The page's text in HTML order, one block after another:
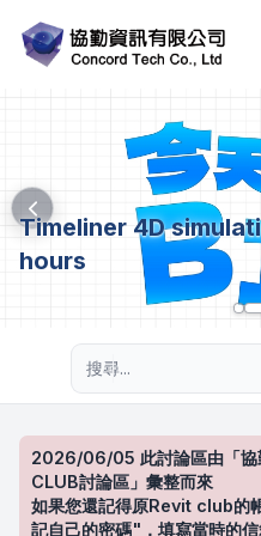
Timeliner 4D
hours
2026/06/05 此討論區由「協
CLUB討論區」彙整而來
如果您還記得原Revit club的
記自己的密碼"，填寫當時的